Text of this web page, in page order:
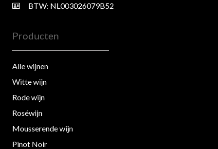
BTW: NL003026079B52
Producten
Alle wijnen
Witte wijn
Rode wijn
Roséwijn
Mousserende wijn
Pinot Noir